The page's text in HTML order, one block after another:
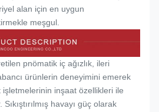
alan için en uygun
meşgul.
pnömatik iç ağızlık, ileri
ürünlerin deneyimini emerek
işletmelerinin inşaat özellikleri ile
havayı güç olarak